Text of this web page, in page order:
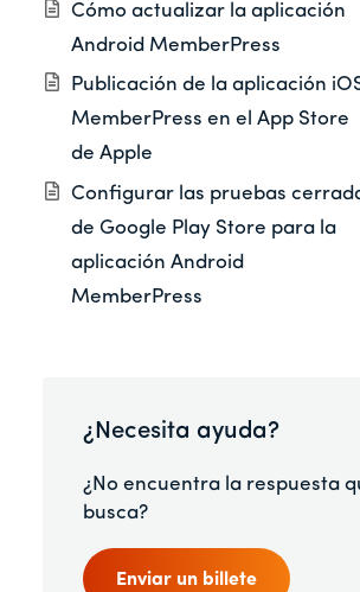
Cómo actualizar la aplicación
Android MemberPress
Publicación de la aplicación
MemberPress en el App Store
de Apple
Configurar las pruebas
de Google Play Store para la
aplicación Android
MemberPress
¿Necesita ayuda?
¿No encuentra la respuesta
busca?
Enviar un billete